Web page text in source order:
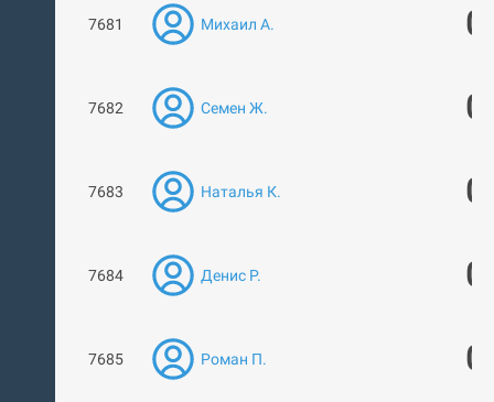
7681 Михаил А. 0
7682 Семен Ж. 0
7683 Наталья К. 0
7684 Денис Р. 0
7685 Роман П. 0